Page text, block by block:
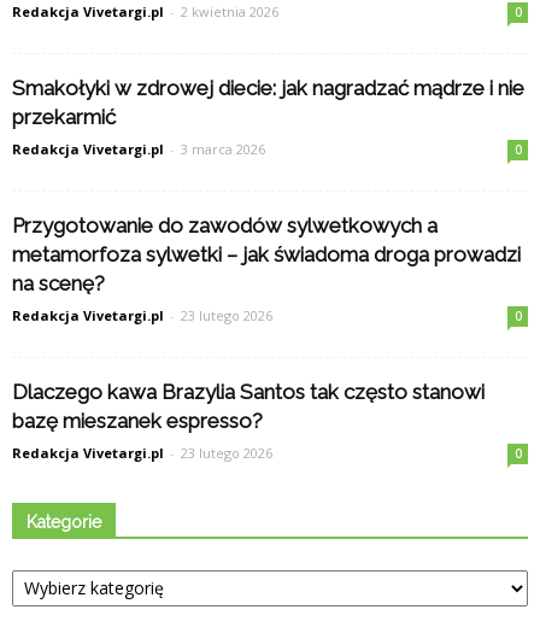
Redakcja Vivetargi.pl - 2 kwietnia 2026 0
Smakołyki w zdrowej diecie: jak nagradzać mądrze i nie
przekarmić
Redakcja Vivetargi.pl - 3 marca 2026 0
Przygotowanie do zawodów sylwetkowych a
metamorfoza sylwetki – jak świadoma droga prowadzi
na scenę?
Redakcja Vivetargi.pl - 23 lutego 2026 0
Dlaczego kawa Brazylia Santos tak często stanowi
bazę mieszanek espresso?
Redakcja Vivetargi.pl - 23 lutego 2026 0
Kategorie
Kategorie